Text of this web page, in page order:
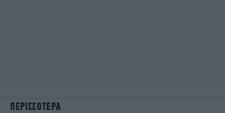
ΠΕΡΙΣΣΟΤΕΡΑ